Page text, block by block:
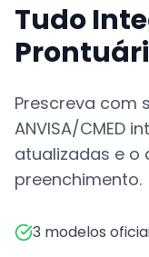
Tudo
Prescreva com
ANVISA/CMED
atualizadas e o
preenchimento.
3 modelos